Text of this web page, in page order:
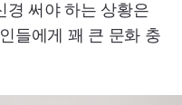
경 써야 하는 상황은
들에게 꽤 큰 문화 충